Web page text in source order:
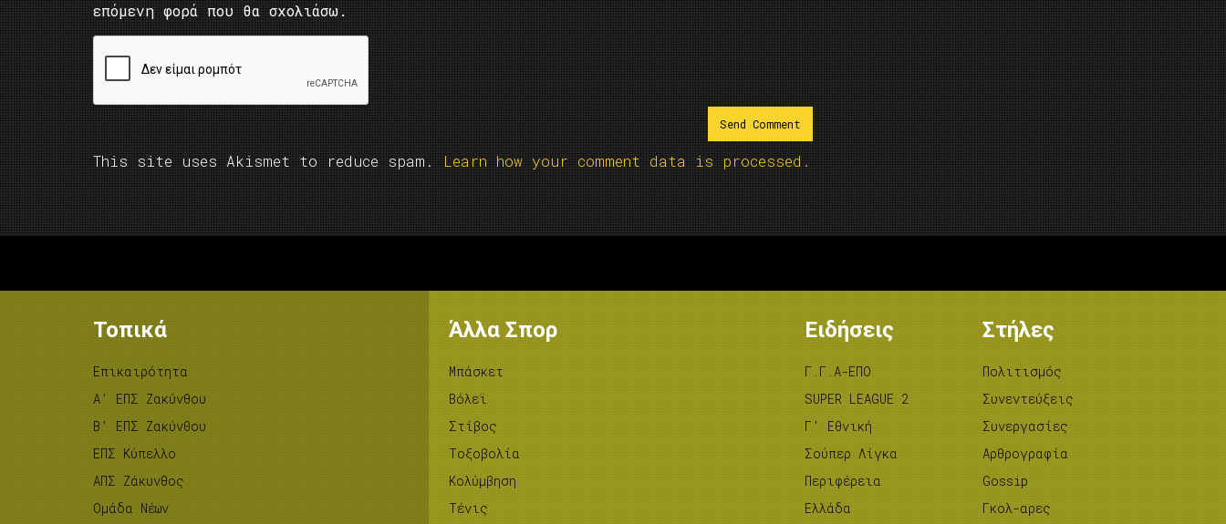
επόμενη φορά που θα σχολιάσω.
This site uses Akismet to reduce spam. Learn how your comment data is processed.
Τοπικά
Επικαιρότητα
A’ ΕΠΣ Ζακύνθου
B’ ΕΠΣ Ζακύνθου
ΕΠΣ Κύπελλο
ΑΠΣ Ζάκυνθος
Ομάδα Νέων
Άλλα Σπορ
Μπάσκετ
Βόλεϊ
Στίβος
Tοξοβολία
Κολύμβηση
Τένις
Ειδήσεις
Γ.Γ.Α-ΕΠΟ
SUPER LEAGUE 2
Γ’ Εθνική
Σούπερ Λίγκα
Περιφέρεια
Ελλάδα
Στήλες
Πολιτισμός
Συνεντεύξεις
Συνεργασίες
Αρθρογραφία
Gossip
Γκολ-αρες